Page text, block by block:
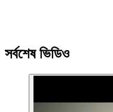
সর্বশেষ ভিডিও